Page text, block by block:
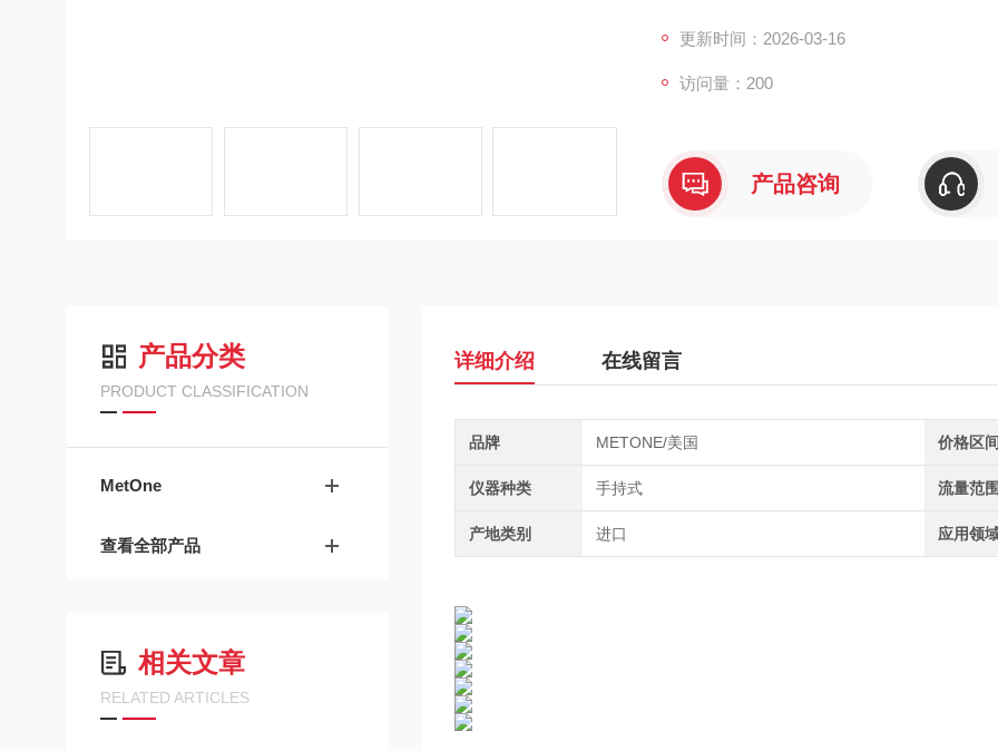
过滤器检漏
更新时间：2026-03-16
访问量：200
产品咨询
产品分类
PRODUCT CLASSIFICATION
MetOne
查看全部产品
相关文章
RELATED ARTICLES
详细介绍 在线留言
品牌 METONE/美国 价格区间
仪器种类 手持式 流量范围
产地类别 进口 应用领